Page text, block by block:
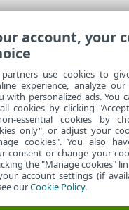
žinynas>ESET
tinklavietę
account, your
use cookies to
experience, analyze
with personalized ads. You
cookies by clicking
essential cookies by
only", or adjust your
cookies". You also
consent or change your
the "Manage cookies"
account settings (if
ourCookie Policy.